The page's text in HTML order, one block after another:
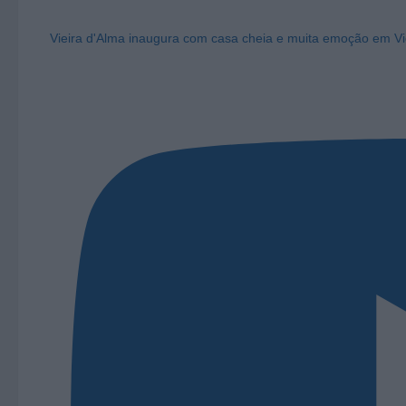
Vieira d'Alma inaugura com casa cheia e muita emoção em